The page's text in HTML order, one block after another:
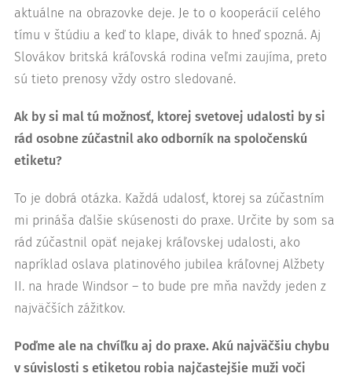
aktuálne na obrazovke deje. Je to o kooperácií celého
tímu v štúdiu a keď to klape, divák to hneď spozná. Aj
Slovákov britská kráľovská rodina veľmi zaujíma, preto
sú tieto prenosy vždy ostro sledované.
Ak by si mal tú možnosť, ktorej svetovej udalosti by si
rád osobne zúčastnil ako odborník na spoločenskú
etiketu?
To je dobrá otázka. Každá udalosť, ktorej sa zúčastním
mi prináša ďalšie skúsenosti do praxe. Určite by som sa
rád zúčastnil opäť nejakej kráľovskej udalosti, ako
napríklad oslava platinového jubilea kráľovnej Alžbety
II. na hrade Windsor – to bude pre mňa navždy jeden z
najväčších zážitkov.
Poďme ale na chvíľku aj do praxe. Akú najväčšiu chybu
v súvislosti s etiketou robia najčastejšie muži voči